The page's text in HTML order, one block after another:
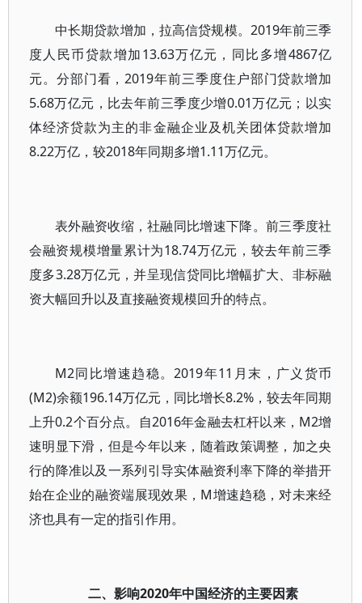
中长期贷款增加，拉高信贷规模。2019年前三季
度人民币贷款增加13.63万亿元，同比多增4867亿
元。分部门看，2019年前三季度住户部门贷款增加
5.68万亿元，比去年前三季度少增0.01万亿元；以实
体经济贷款为主的非金融企业及机关团体贷款增加
8.22万亿，较2018年同期多增1.11万亿元。
表外融资收缩，社融同比增速下降。前三季度社
会融资规模增量累计为18.74万亿元，较去年前三季
度多3.28万亿元，并呈现信贷同比增幅扩大、非标融
资大幅回升以及直接融资规模回升的特点。
M2同比增速趋稳。2019年11月末，广义货币
(M2)余额196.14万亿元，同比增长8.2%，较去年同期
上升0.2个百分点。自2016年金融去杠杆以来，M2增
速明显下滑，但是今年以来，随着政策调整，加之央
行的降准以及一系列引导实体融资利率下降的举措开
始在企业的融资端展现效果，M增速趋稳，对未来经
济也具有一定的指引作用。
二、影响2020年中国经济的主要因素